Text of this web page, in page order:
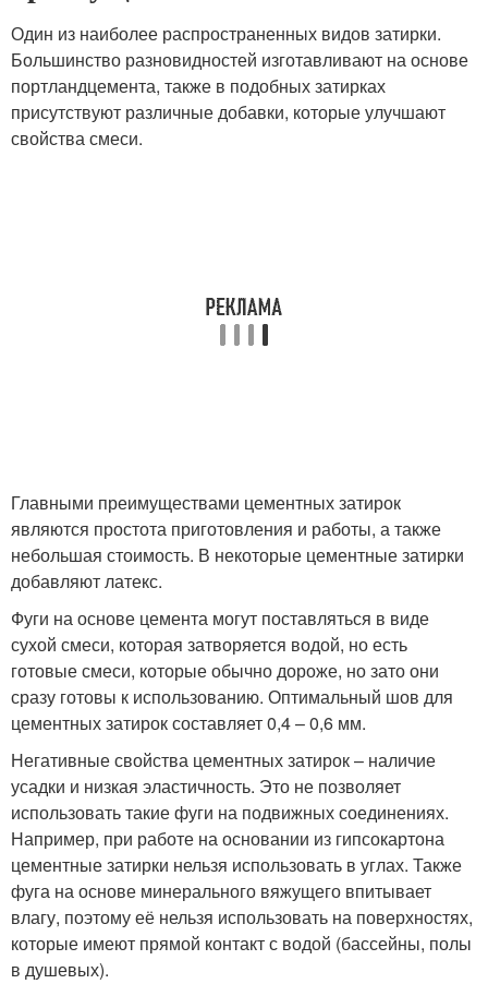
Один из наиболее распространенных видов затирки.
Большинство разновидностей изготавливают на основе
портландцемента, также в подобных затирках
присутствуют различные добавки, которые улучшают
свойства смеси.
Главными преимуществами цементных затирок
являются простота приготовления и работы, а также
небольшая стоимость. В некоторые цементные затирки
добавляют латекс.
Фуги на основе цемента могут поставляться в виде
сухой смеси, которая затворяется водой, но есть
готовые смеси, которые обычно дороже, но зато они
сразу готовы к использованию. Оптимальный шов для
цементных затирок составляет 0,4 – 0,6 мм.
Негативные свойства цементных затирок – наличие
усадки и низкая эластичность. Это не позволяет
использовать такие фуги на подвижных соединениях.
Например, при работе на основании из гипсокартона
цементные затирки нельзя использовать в углах. Также
фуга на основе минерального вяжущего впитывает
влагу, поэтому её нельзя использовать на поверхностях,
которые имеют прямой контакт с водой (бассейны, полы
в душевых).